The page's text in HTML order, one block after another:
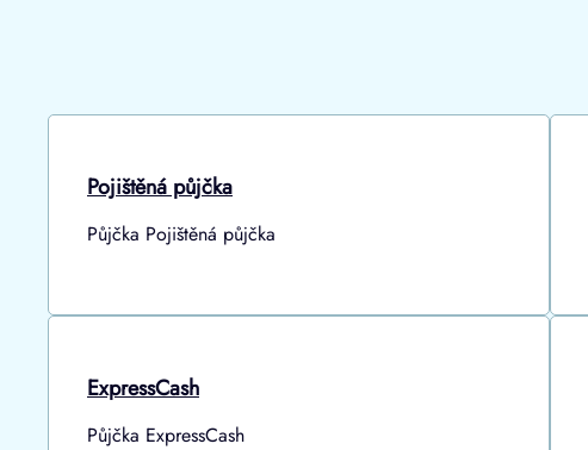
Pojištěná půjčka
Půjčka Pojištěná půjčka
ExpressCash
Půjčka ExpressCash